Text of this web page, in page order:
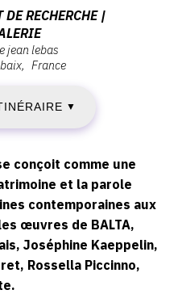
16
SEPTEMBRE
2022
-
SAMEDI
29
OCTOBRE
2022
DE RECHERCHE |
jean lebas
France
▼
conçoit comme une
et la parole
contemporaines aux
œuvres de BALTA,
Joséphine Kaeppelin,
Rossella Piccinno,